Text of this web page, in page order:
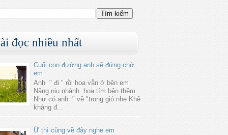
đọc nhiều nhất
Cuối con đường anh sẽ đứng chờ
em
Anh " đi " rồi hoa vẫn ở bên em
Nâng niu nhành hoa tím bên thềm
Như có anh " về "trong gió nhẹ Khẽ
khàng đ...
Ừ thì cũng về đây nghe em